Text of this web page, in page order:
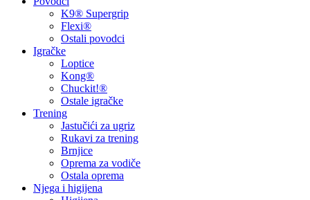
K9® Supergrip
Flexi®
Ostali povodci
Igračke
Loptice
Kong®
Chuckit!®
Ostale igračke
Trening
Jastučići za ugriz
Rukavi za trening
Brnjice
Oprema za vodiče
Ostala oprema
Njega i higijena